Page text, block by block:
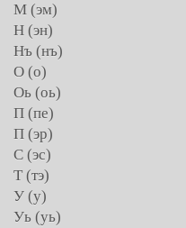
М (эм)
Н (эн)
Нъ (нъ)
О (о)
Оь (оь)
П (пе)
П (эр)
С (эс)
Т (тэ)
У (у)
Уь (уь)